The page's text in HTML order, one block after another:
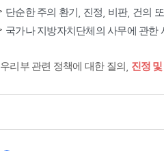
단순한 주의 환기, 진정, 비판, 건의
국가나 지방자치단체의 사무에 관한
우리부 관련 정책에 대한 질의, 진정